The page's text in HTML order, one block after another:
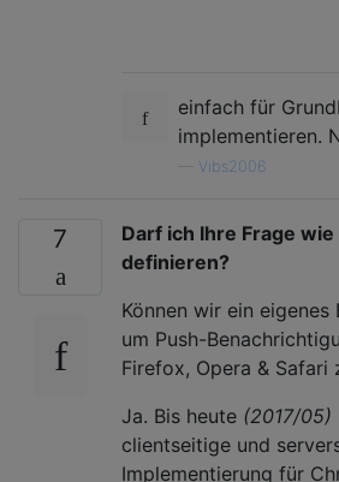
einfach für
implementieren.
Vibs2006
7
Darf ich Ihre Frage
definieren?
Können wir ein eigenes
um Push-
Firefox, Opera & Safari
Ja. Bis heute (2017/05)
clientseitige und
Implementierung für